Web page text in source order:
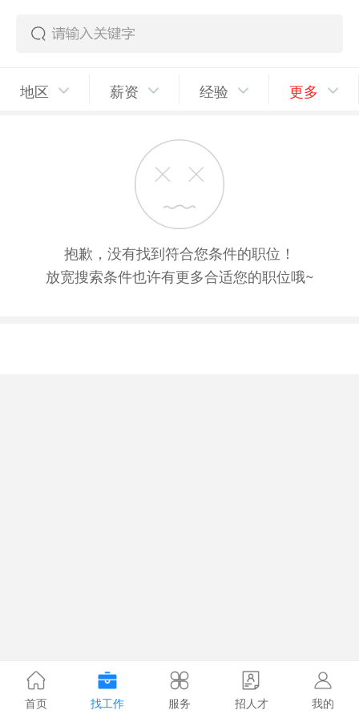
地区 薪资 经验 更多
抱歉，没有找到符合您条件的职位！
放宽搜索条件也许有更多合适您的职位哦~
首页 找工作 服务 招人才 我的